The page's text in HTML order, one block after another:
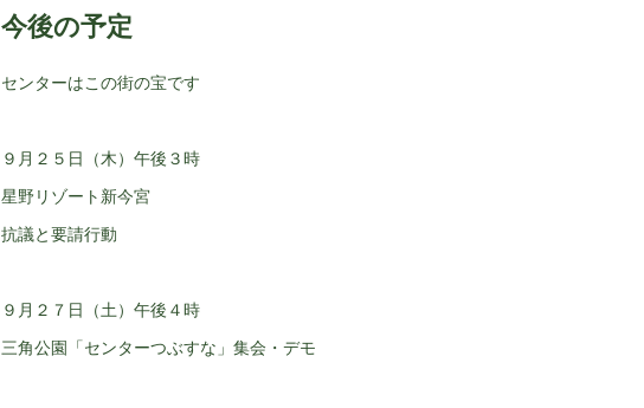
今後の予定
センターはこの街の宝です
９月２５日（木）午後３時
星野リゾート新今宮
抗議と要請行動
９月２７日（土）午後４時
三角公園「センターつぶすな」集会・デモ